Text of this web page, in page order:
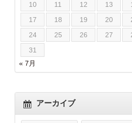
10
11 12 13
17
18 19 20
24
25 26 27
31
« 7月
アーカイブ